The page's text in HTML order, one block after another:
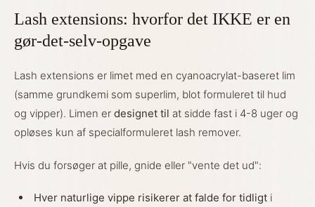
Lash extensions: hvorfor det IKKE er en
gør-det-selv-opgave
Lash extensions er limet med en cyanoacrylat-baseret lim
(samme grundkemi som superlim, blot formuleret til hud
og vipper). Limen er designet til at sidde fast i 4-8 uger og
opløses kun af specialformuleret lash remover.
Hvis du forsøger at pille, gnide eller "vente det ud":
Hver naturlige vippe risikerer at falde for tidligt i